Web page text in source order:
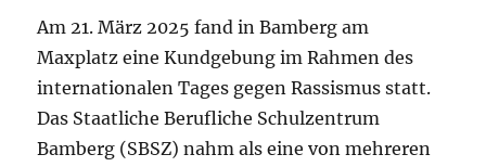
Am 21. März 2025 fand in Bamberg am
Maxplatz eine Kundgebung im Rahmen des
internationalen Tages gegen Rassismus statt.
Das Staatliche Berufliche Schulzentrum
Bamberg (SBSZ) nahm als eine von mehreren